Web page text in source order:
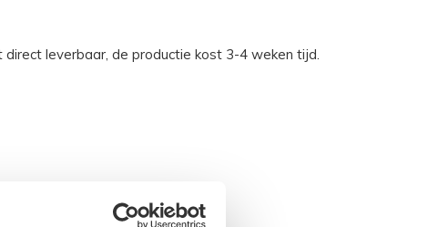
leverbaar, de productie kost 3-4 weken tijd.